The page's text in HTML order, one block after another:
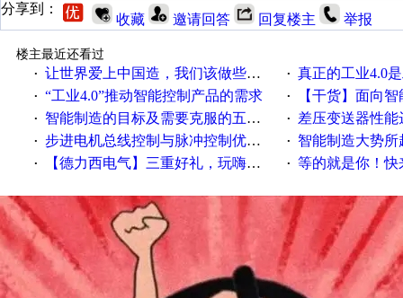
分享到：
收藏 邀请回答 回复楼主 举报
楼主最近还看过
· 让世界爱上中国造，我们该做些什么 · 真正的工业4.0
· “工业4.0”推动智能控制产品的需求 · 【干货】面向
· 智能制造的目标及需要克服的五个障碍 · 差压变送器性能达
· 步进电机总线控制与脉冲控制优缺点 · 智能制造大势所趋
· 【德力西电气】三重好礼，玩嗨夏日！ · 等的就是你！快来